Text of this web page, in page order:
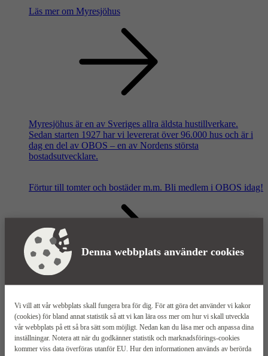
Denna webbplats använder cookies
Vi vill att vår webbplats skall fungera bra för dig. För att göra det använder vi kakor
(cookies) för bland annat statistik så att vi kan lära oss mer om hur vi skall utveckla
vår webbplats på ett så bra sätt som möjligt. Nedan kan du läsa mer och anpassa dina
inställningar. Notera att när du godkänner statistik och marknadsförings-cookies
kommer viss data överföras utanför EU. Hur den informationen används av berörda
Läs mer om Myresjöhus
Myresjöhus är en av Sveriges allra äldsta hustillverkare.
Sedan starten 1927 har vi levererat över 96.000 hus och är i
dag en del av OBOS – en av Nordens största
bostadsutvecklare.
Förtur till tomter och bostäder m.m. Bli medlem i OBOS idag!
Våra säljkontor